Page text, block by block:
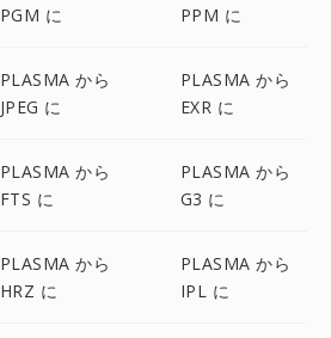
PGM に
PPM に
PLASMA から
JPEG に
PLASMA から
EXR に
PLASMA から
FTS に
PLASMA から
G3 に
PLASMA から
HRZ に
PLASMA から
IPL に